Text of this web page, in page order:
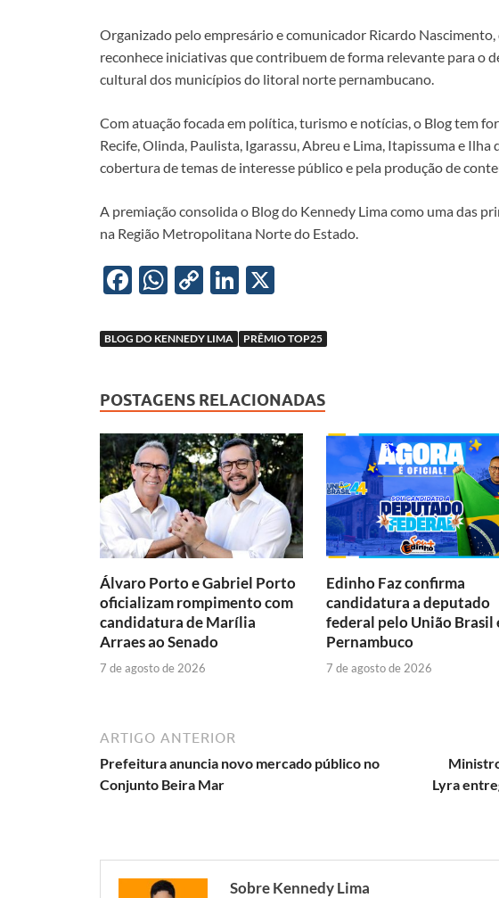
Organizado pelo empresário e comunicador Ricardo
reconhece iniciativas que contribuem de forma relevante para o
cultural dos municípios do litoral norte pernambucano.
Com atuação focada em política, turismo e notícias, o Blog tem
Recife, Olinda, Paulista, Igarassu, Abreu e Lima, Itapissuma e
cobertura de temas de interesse público e pela produção de
A premiação consolida o Blog do Kennedy Lima como uma das
na Região Metropolitana Norte do Estado.
F
e
o
o
k
W
at
A
p
p
C
p
Li
n
k
Li
k
dI
n
BLOG DO KENNEDY LIMA PRÊMIO TOP25
POSTAGENS RELACIONADAS
Álvaro Porto e Gabriel Porto
oficializam rompimento com
candidatura de Marília
Arraes ao Senado
7 de agosto de 2026
Edinho Faz confirma
candidatura a deputado
federal pelo União Brasil
Pernambuco
7 de agosto de 2026
ARTIGO ANTERIOR
Prefeitura anuncia novo mercado público no
Conjunto Beira Mar
Lyra
Sobre Kennedy Lima